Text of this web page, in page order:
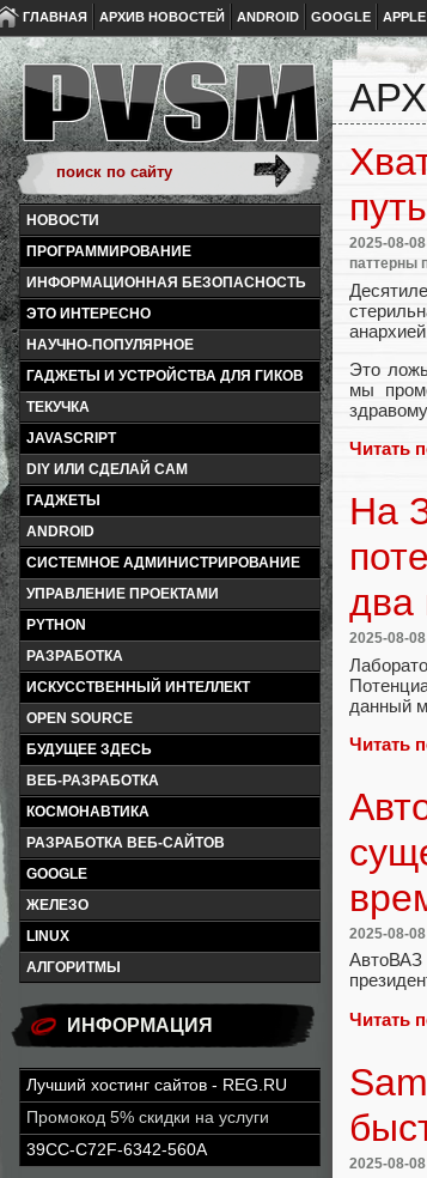
ГЛАВНАЯ АРХИВ НОВОСТЕЙ ANDROID GOOGLE APPLE
НОВОСТИ
ПРОГРАММИРОВАНИЕ
ИНФОРМАЦИОННАЯ БЕЗОПАСНОСТЬ
ЭТО ИНТЕРЕСНО
НАУЧНО-ПОПУЛЯРНОЕ
ГАДЖЕТЫ И УСТРОЙСТВА ДЛЯ ГИКОВ
ТЕКУЧКА
JAVASCRIPT
DIY ИЛИ СДЕЛАЙ САМ
ГАДЖЕТЫ
ANDROID
СИСТЕМНОЕ АДМИНИСТРИРОВАНИЕ
УПРАВЛЕНИЕ ПРОЕКТАМИ
PYTHON
РАЗРАБОТКА
ИСКУССТВЕННЫЙ ИНТЕЛЛЕКТ
OPEN SOURCE
БУДУЩЕЕ ЗДЕСЬ
ВЕБ-РАЗРАБОТКА
КОСМОНАВТИКА
РАЗРАБОТКА ВЕБ-САЙТОВ
GOOGLE
ЖЕЛЕЗО
LINUX
АЛГОРИТМЫ
ИНФОРМАЦИЯ
Лучший хостинг сайтов - REG.RU
Промокод 5% скидки на услуги
39CC-C72F-6342-560A
2025-08-08
паттерны
Это
мы
Читать
На
два
2025-08-08
данный
Читать
2025-08-08
АвтоВАЗ
Читать
2025-08-08